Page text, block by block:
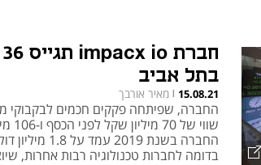
בתל אביב
15.08.21
| מאיר אורבך
בדומה לחברות טכנולוגיה רבות אחרות,